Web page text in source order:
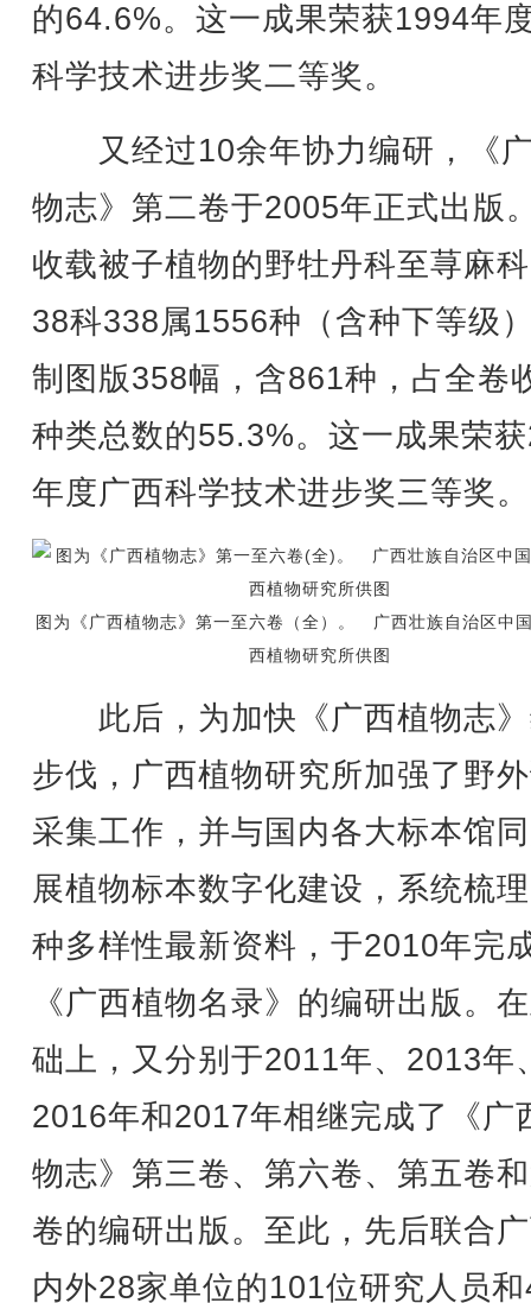
的64.6%。这一成果荣获1994年
科学技术进步奖二等奖。
又经过10余年协力编研，《
物志》第二卷于2005年正式出版
收载被子植物的野牡丹科至荨麻
38科338属1556种（含种下等级
制图版358幅，含861种，占全卷
种类总数的55.3%。这一成果荣
年度广西科学技术进步奖三等奖。
图为《广西植物志》第一至六卷（全）。 广西壮族自治区中
西植物研究所供图
此后，为加快《广西植物志
步伐，广西植物研究所加强了野
采集工作，并与国内各大标本馆
展植物标本数字化建设，系统梳
种多样性最新资料，于2010年完
《广西植物名录》的编研出版。
础上，又分别于2011年、2013年
2016年和2017年相继完成了《广
物志》第三卷、第六卷、第五卷
卷的编研出版。至此，先后联合
内外28家单位的101位研究人员